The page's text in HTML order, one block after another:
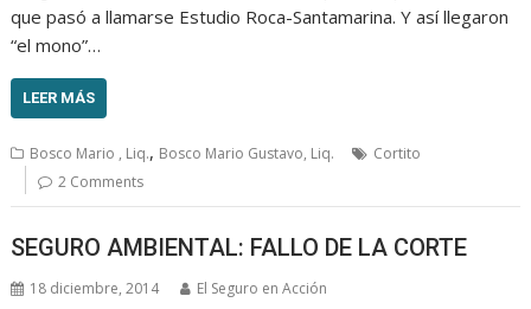
que pasó a llamarse Estudio Roca-Santamarina. Y así llegaron
“el mono”…
LEER MÁS
Bosco Mario , Liq., Bosco Mario Gustavo, Liq.
Cortito
2 Comments
SEGURO AMBIENTAL: FALLO DE LA CORTE
18 diciembre, 2014 El Seguro en Acción